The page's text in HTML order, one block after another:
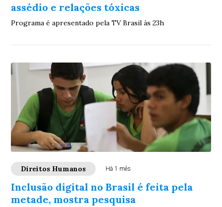
assédio e relações tóxicas
Programa é apresentado pela TV Brasil às 23h
Direitos Humanos Há 1 mês
Inclusão digital no Brasil é feita pela
metade, mostra pesquisa